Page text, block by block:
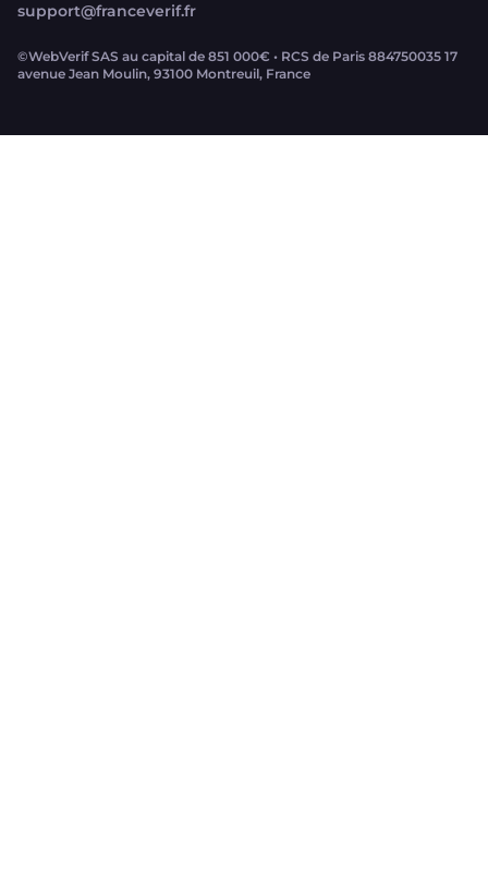
support@franceverif.fr
©WebVerif SAS au capital de 851 000€ • RCS de Paris 884750035 17
avenue Jean Moulin, 93100 Montreuil, France